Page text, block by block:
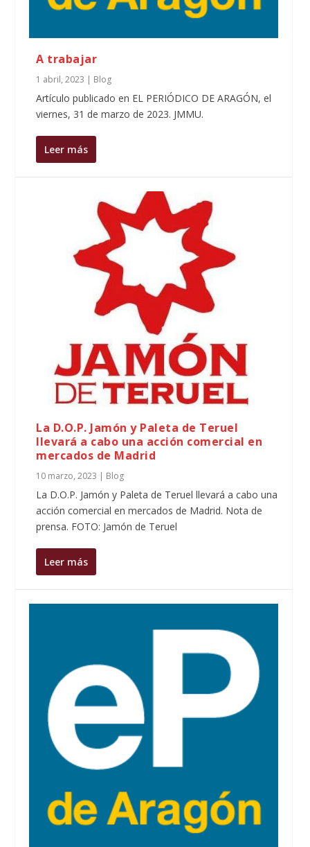
A trabajar
1 abril, 2023 | Blog
Artículo publicado en EL PERIÓDICO DE ARAGÓN, el
viernes, 31 de marzo de 2023. JMMU.
Leer más
La D.O.P. Jamón y Paleta de Teruel
llevará a cabo una acción comercial en
mercados de Madrid
10 marzo, 2023 | Blog
La D.O.P. Jamón y Paleta de Teruel llevará a cabo una
acción comercial en mercados de Madrid. Nota de
prensa. FOTO: Jamón de Teruel
Leer más